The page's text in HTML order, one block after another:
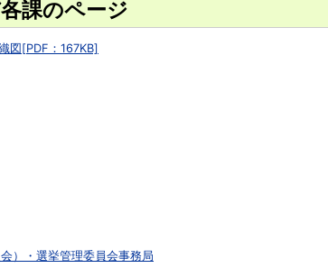
課のページ
図[PDF：167KB]
）・選挙管理委員会事務局